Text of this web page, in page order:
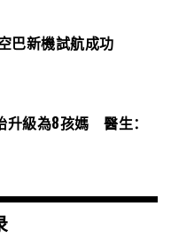
巴新機試航成功
升級為8孩媽 醫生：